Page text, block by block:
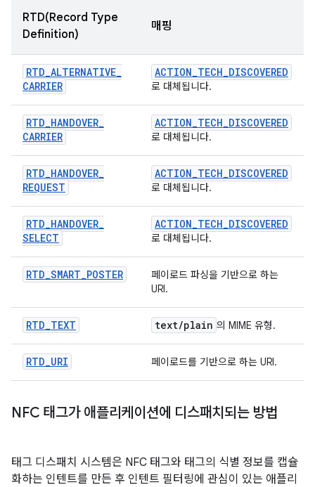
RTD(Record Type
Definition)
매핑
RTD_ALTERNATIVE_
CARRIER
ACTION_TECH_DISCOVERED
로 대체됩니다.
RTD_HANDOVER_
CARRIER
ACTION_TECH_DISCOVERED
로 대체됩니다.
RTD_HANDOVER_
REQUEST
ACTION_TECH_DISCOVERED
로 대체됩니다.
RTD_HANDOVER_
SELECT
ACTION_TECH_DISCOVERED
로 대체됩니다.
RTD_SMART_POSTER
페이로드 파싱을 기반으로 하는
URI.
RTD_TEXT text/plain 의 MIME 유형.
RTD_URI 페이로드를 기반으로 하는 URI.
NFC 태그가 애플리케이션에 디스패치되는 방법
태그 디스패치 시스템은 NFC 태그와 태그의 식별 정보를 캡슐
화하는 인텐트를 만든 후 인텐트 필터링에 관심이 있는 애플리